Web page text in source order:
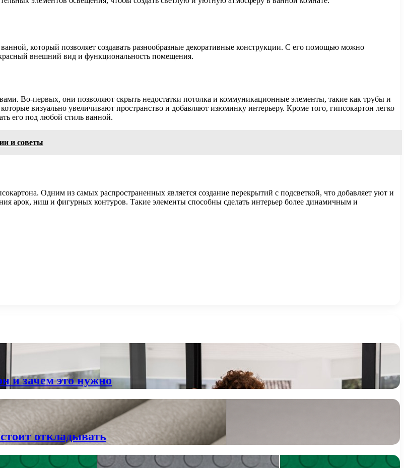
который позволяет создавать разнообразные декоративные конструкции. С его помощью можно
внешний вид и функциональность помещения.
Во-первых, они позволяют скрыть недостатки потолка и коммуникационные элементы, такие как трубы и
визуально увеличивают пространство и добавляют изюминку интерьеру. Кроме того, гипсокартон легко
его под любой стиль ванной.
и советы
Одним из самых распространенных является создание перекрытий с подсветкой, что добавляет уют и
арок, ниш и фигурных контуров. Такие элементы способны сделать интерьер более динамичным и
и зачем это нужно
откладывать